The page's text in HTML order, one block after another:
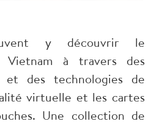
y découvrir le
Vietnam à travers des
et des technologies de
virtuelle et les cartes
Une collection de